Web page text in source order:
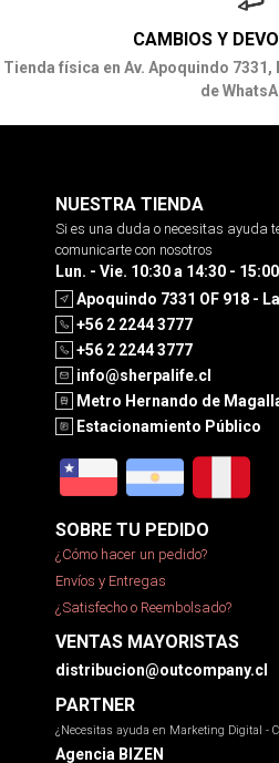
CAMBIOS Y
Tienda física en Av. Apoquindo
de
NUESTRA TIENDA
Si es una duda o necesitas ayuda
comunicarte con nosotros
Lun. - Vie. 10:30 a 14:30 -
Apoquindo 7331 OF 918 -
+56 2 2244 3777
+56 2 2244 3777
info@sherpalife.cl
Metro Hernando de
Estacionamiento Público
SOBRE TU PEDIDO
¿Cómo hacer un pedido?
Envíos y Entregas
¿Satisfecho o Reembolsado?
VENTAS MAYORISTAS
distribucion@outcompany.cl
PARTNER
¿Necesitas ayuda en Marketing Digital -
Agencia BIZEN